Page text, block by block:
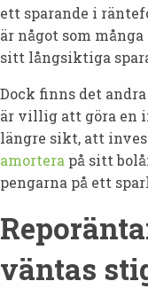
ett sparande i
är något som
sitt långsiktiga
Dock finns det
är villig att göra en
längre sikt, att
amortera på sitt
pengarna på ett
väntas